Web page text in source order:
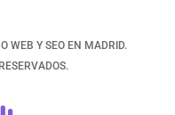
WEB Y SEO EN MADRID.